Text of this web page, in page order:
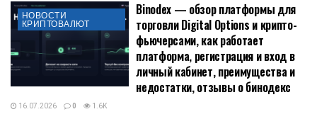
НОВОСТИ
КРИПТОВАЛЮТ
Binodex — обзор платформы для
торговли Digital Options и крипто-
фьючерсами, как работает
платформа, регистрация и вход в
личный кабинет, преимущества и
недостатки, отзывы о бинодекс
16.07.2026 0 1.6K